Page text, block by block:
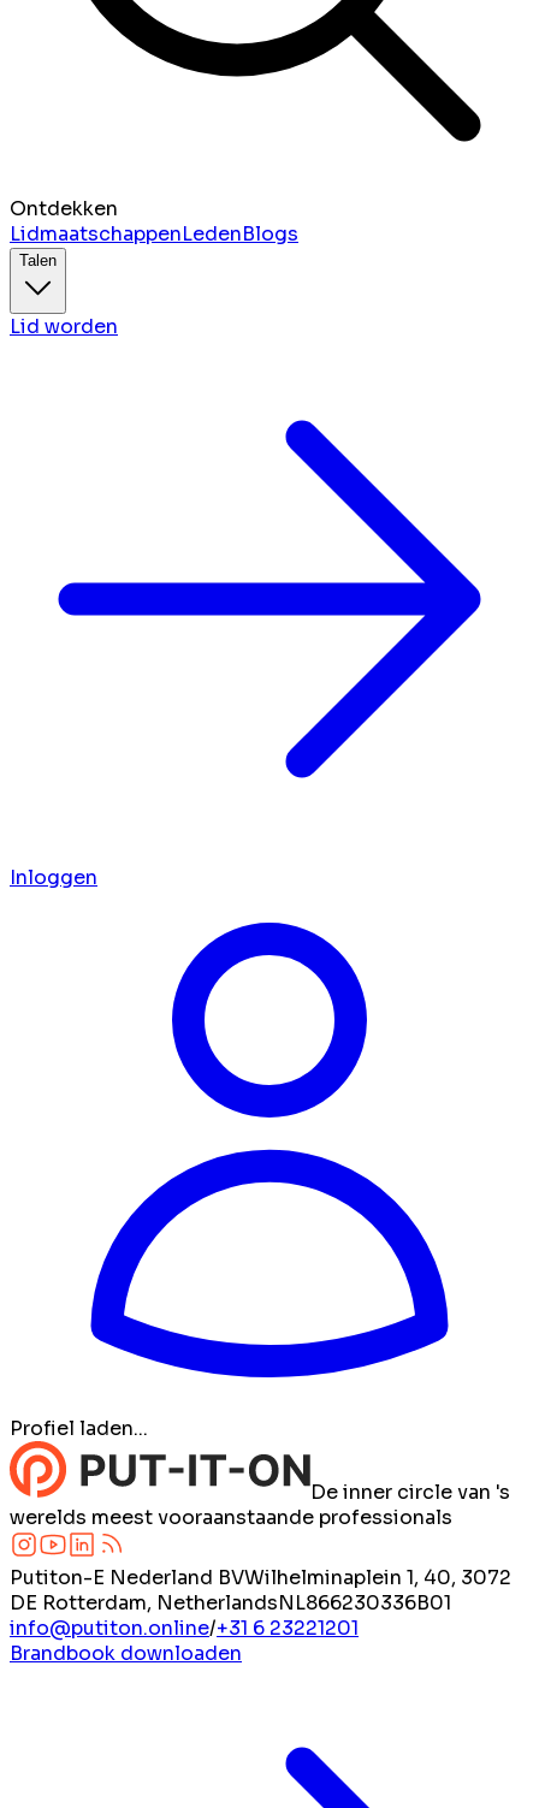
Ontdekken
LidmaatschappenLedenBlogs
Talen
Lid worden
Inloggen
Profiel laden...
De inner circle van 's
werelds meest vooraanstaande professionals
Putiton-E Nederland BVWilhelminaplein 1, 40, 3072
DE Rotterdam, NetherlandsNL866230336B01
info@putiton.online/+31 6 23221201
Brandbook downloaden